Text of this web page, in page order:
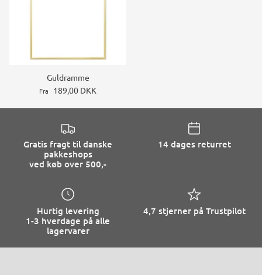
Guldramme
Fra 189,00 DKK
Gratis fragt til danske
pakkeshops
ved køb over 500,-
14 dages returret
Hurtig levering
1-3 hverdage på alle
lagervarer
4,7 stjerner på Trustpilot